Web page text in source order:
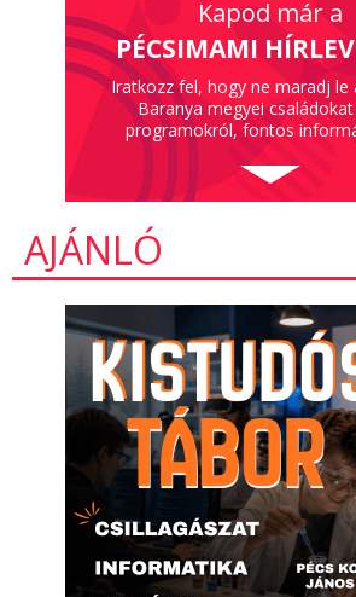
Kapod már a
PÉCSIMAMI
Iratkozz fel, hogy ne maradj le
Baranya megyei
programokról, fontos
AJÁNLÓ